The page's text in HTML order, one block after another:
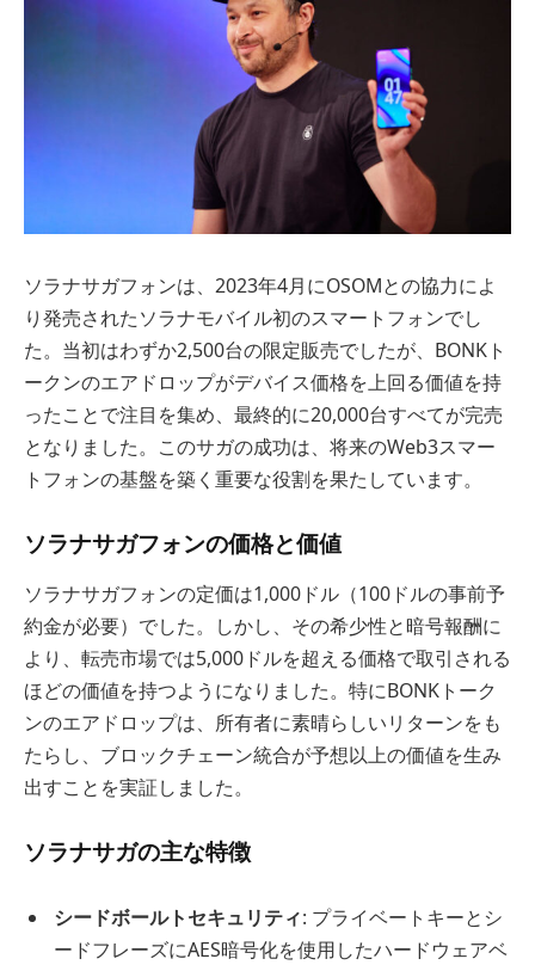
ソラナサガフォンは、2023年4月にOSOMとの協力によ
り発売されたソラナモバイル初のスマートフォンでし
た。当初はわずか2,500台の限定販売でしたが、BONKト
ークンのエアドロップがデバイス価格を上回る価値を持
ったことで注目を集め、最終的に20,000台すべてが完売
となりました。このサガの成功は、将来のWeb3スマー
トフォンの基盤を築く重要な役割を果たしています。
ソラナサガフォンの価格と価値
ソラナサガフォンの定価は1,000ドル（100ドルの事前予
約金が必要）でした。しかし、その希少性と暗号報酬に
より、転売市場では5,000ドルを超える価格で取引される
ほどの価値を持つようになりました。特にBONKトーク
ンのエアドロップは、所有者に素晴らしいリターンをも
たらし、ブロックチェーン統合が予想以上の価値を生み
出すことを実証しました。
ソラナサガの主な特徴
シードボールトセキュリティ: プライベートキーとシ
ードフレーズにAES暗号化を使用したハードウェアベ